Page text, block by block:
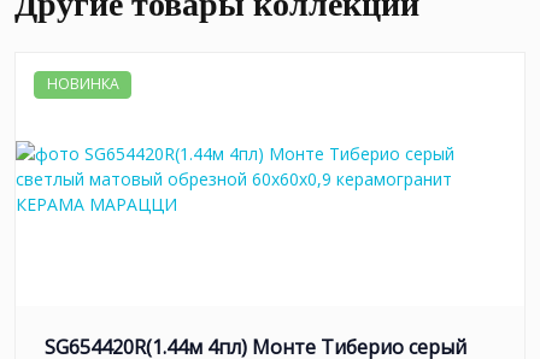
НОВИНКА
SG654420R(1.44м 4пл) Монте Тиберио серый